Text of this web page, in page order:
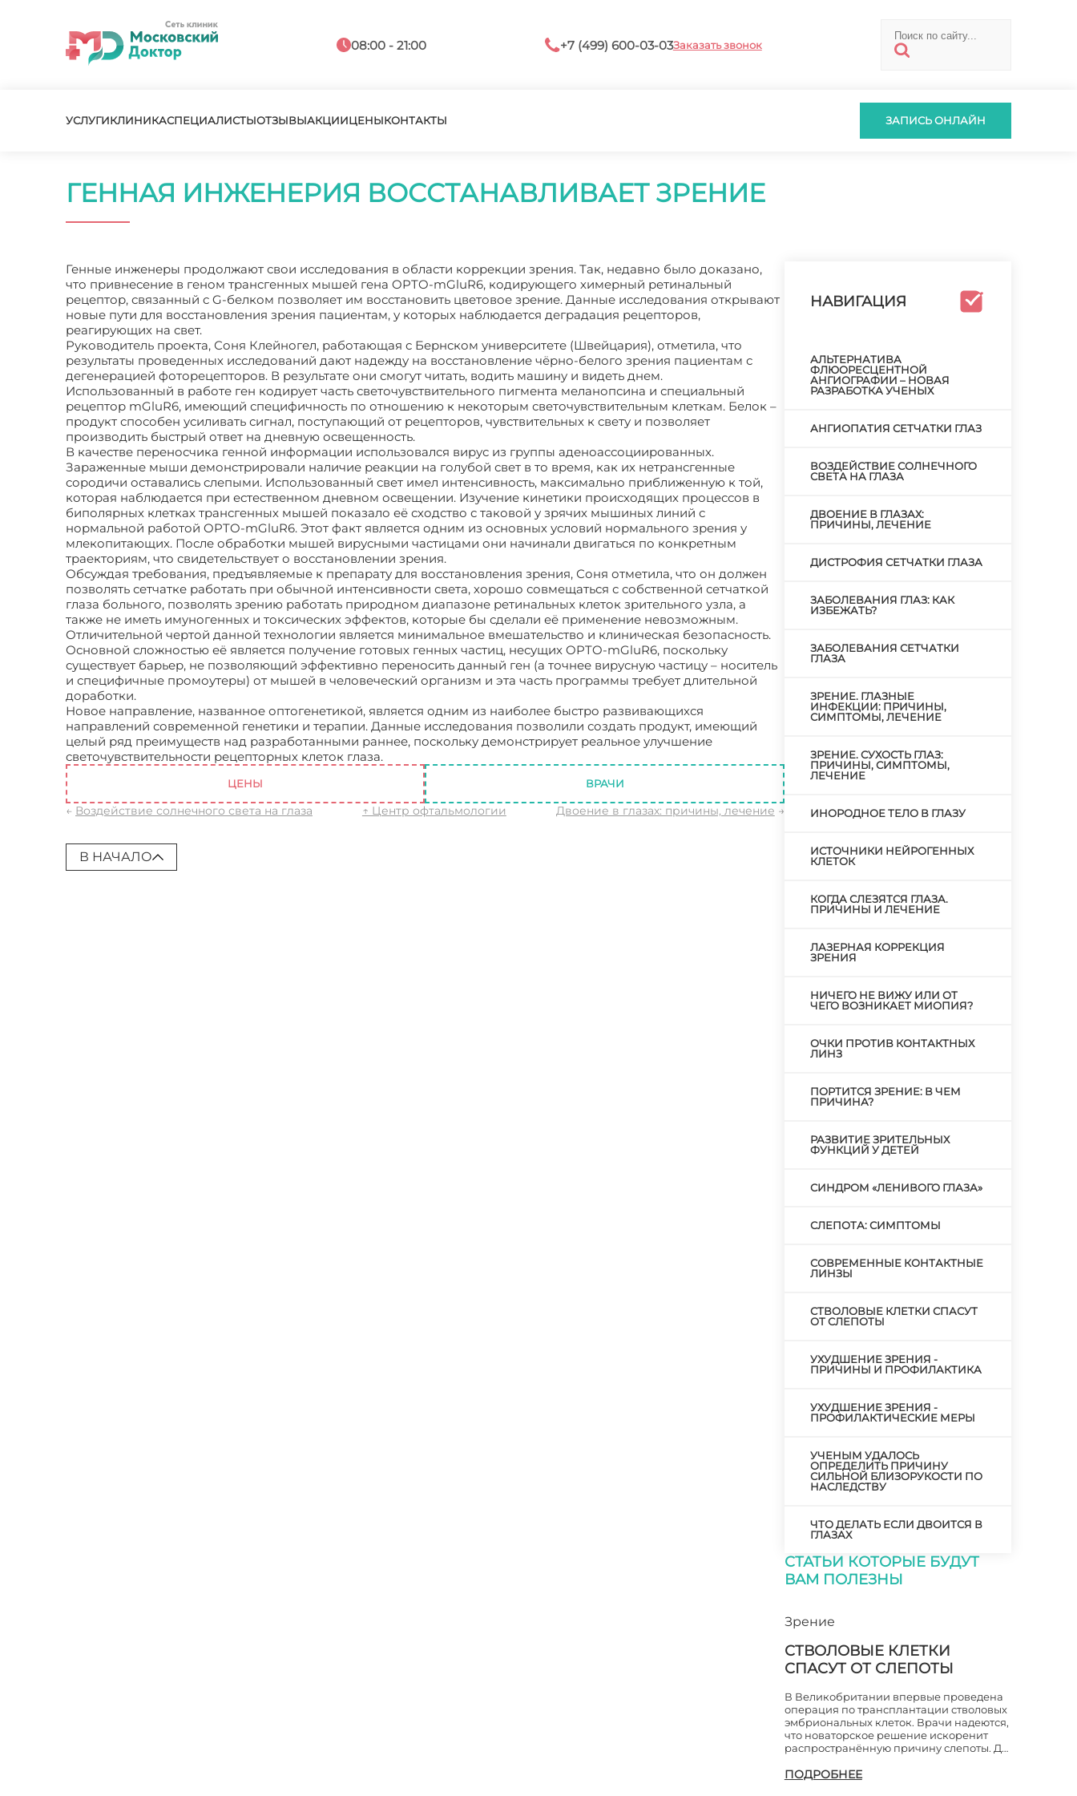
08:00 - 21:00 +7 (499) 600-03-03Заказать звонок
УСЛУГИКЛИНИКАСПЕЦИАЛИСТЫОТЗЫВЫАКЦИИЦЕНЫКОНТАКТЫ ЗАПИСЬ ОНЛАЙН
ГЕННАЯ ИНЖЕНЕРИЯ ВОССТАНАВЛИВАЕТ ЗРЕНИЕ
Генные инженеры продолжают свои исследования в области коррекции зрения. Так, недавно было доказано,
что привнесение в геном трансгенных мышей гена OPTO-mGluR6, кодирующего химерный ретинальный
рецептор, связанный с G-белком позволяет им восстановить цветовое зрение. Данные исследования открывают
новые пути для восстановления зрения пациентам, у которых наблюдается деградация рецепторов,
реагирующих на свет.
Руководитель проекта, Соня Клейногел, работающая с Бернском университете (Швейцария), отметила, что
результаты проведенных исследований дают надежду на восстановление чёрно-белого зрения пациентам с
дегенерацией фоторецепторов. В результате они смогут читать, водить машину и видеть днем.
Использованный в работе ген кодирует часть светочувствительного пигмента меланопсина и специальный
рецептор mGluR6, имеющий специфичность по отношению к некоторым светочувствительным клеткам. Белок –
продукт способен усиливать сигнал, поступающий от рецепторов, чувствительных к свету и позволяет
производить быстрый ответ на дневную освещенность.
В качестве переносчика генной информации использовался вирус из группы аденоассоциированных.
Зараженные мыши демонстрировали наличие реакции на голубой свет в то время, как их нетрансгенные
сородичи оставались слепыми. Использованный свет имел интенсивность, максимально приближенную к той,
которая наблюдается при естественном дневном освещении. Изучение кинетики происходящих процессов в
биполярных клетках трансгенных мышей показало её сходство с таковой у зрячих мышиных линий с
нормальной работой OPTO-mGluR6. Этот факт является одним из основных условий нормального зрения у
млекопитающих. После обработки мышей вирусными частицами они начинали двигаться по конкретным
траекториям, что свидетельствует о восстановлении зрения.
Обсуждая требования, предъявляемые к препарату для восстановления зрения, Соня отметила, что он должен
позволять сетчатке работать при обычной интенсивности света, хорошо совмещаться с собственной сетчаткой
глаза больного, позволять зрению работать природном диапазоне ретинальных клеток зрительного узла, а
также не иметь имуногенных и токсических эффектов, которые бы сделали её применение невозможным.
Отличительной чертой данной технологии является минимальное вмешательство и клиническая безопасность.
Основной сложностью её является получение готовых генных частиц, несущих OPTO-mGluR6, поскольку
существует барьер, не позволяющий эффективно переносить данный ген (а точнее вирусную частицу – носитель
и специфичные промоутеры) от мышей в человеческий организм и эта часть программы требует длительной
доработки.
Новое направление, названное оптогенетикой, является одним из наиболее быстро развивающихся
направлений современной генетики и терапии. Данные исследования позволили создать продукт, имеющий
целый ряд преимуществ над разработанными раннее, поскольку демонстрирует реальное улучшение
светочувствительности рецепторных клеток глаза.
ЦЕНЫ ВРАЧИ
← Воздействие солнечного света на глаза ↑ Центр офтальмологии Двоение в глазах: причины, лечение →
В НАЧАЛО
НАВИГАЦИЯ
АЛЬТЕРНАТИВА
ФЛЮОРЕСЦЕНТНОЙ
АНГИОГРАФИИ – НОВАЯ
РАЗРАБОТКА УЧЕНЫХ
АНГИОПАТИЯ СЕТЧАТКИ ГЛАЗ
ВОЗДЕЙСТВИЕ СОЛНЕЧНОГО
СВЕТА НА ГЛАЗА
ДВОЕНИЕ В ГЛАЗАХ:
ПРИЧИНЫ, ЛЕЧЕНИЕ
ДИСТРОФИЯ СЕТЧАТКИ ГЛАЗА
ЗАБОЛЕВАНИЯ ГЛАЗ: КАК
ИЗБЕЖАТЬ?
ЗАБОЛЕВАНИЯ СЕТЧАТКИ
ГЛАЗА
ЗРЕНИЕ. ГЛАЗНЫЕ
ИНФЕКЦИИ: ПРИЧИНЫ,
СИМПТОМЫ, ЛЕЧЕНИЕ
ЗРЕНИЕ. СУХОСТЬ ГЛАЗ:
ПРИЧИНЫ, СИМПТОМЫ,
ЛЕЧЕНИЕ
ИНОРОДНОЕ ТЕЛО В ГЛАЗУ
ИСТОЧНИКИ НЕЙРОГЕННЫХ
КЛЕТОК
КОГДА СЛЕЗЯТСЯ ГЛАЗА.
ПРИЧИНЫ И ЛЕЧЕНИЕ
ЛАЗЕРНАЯ КОРРЕКЦИЯ
ЗРЕНИЯ
НИЧЕГО НЕ ВИЖУ ИЛИ ОТ
ЧЕГО ВОЗНИКАЕТ МИОПИЯ?
ОЧКИ ПРОТИВ КОНТАКТНЫХ
ЛИНЗ
ПОРТИТСЯ ЗРЕНИЕ: В ЧЕМ
ПРИЧИНА?
РАЗВИТИЕ ЗРИТЕЛЬНЫХ
ФУНКЦИЙ У ДЕТЕЙ
СИНДРОМ «ЛЕНИВОГО ГЛАЗА»
СЛЕПОТА: СИМПТОМЫ
СОВРЕМЕННЫЕ КОНТАКТНЫЕ
ЛИНЗЫ
СТВОЛОВЫЕ КЛЕТКИ СПАСУТ
ОТ СЛЕПОТЫ
УХУДШЕНИЕ ЗРЕНИЯ -
ПРИЧИНЫ И ПРОФИЛАКТИКА
УХУДШЕНИЕ ЗРЕНИЯ -
ПРОФИЛАКТИЧЕСКИЕ МЕРЫ
УЧЕНЫМ УДАЛОСЬ
ОПРЕДЕЛИТЬ ПРИЧИНУ
СИЛЬНОЙ БЛИЗОРУКОСТИ ПО
НАСЛЕДСТВУ
ЧТО ДЕЛАТЬ ЕСЛИ ДВОИТСЯ В
ГЛАЗАХ
СТАТЬИ КОТОРЫЕ БУДУТ
ВАМ ПОЛЕЗНЫ
Зрение
СТВОЛОВЫЕ КЛЕТКИ
СПАСУТ ОТ СЛЕПОТЫ
В Великобритании впервые проведена
операция по трансплантации стволовых
эмбриональных клеток. Врачи надеются,
что новаторское решение искоренит
распространённую причину слепоты. Д…
ПОДРОБНЕЕ